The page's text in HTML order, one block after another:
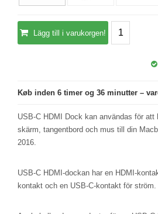
Lägg till i varukorgen!
Køb inden 6 timer og 36 minutter –
USB-C HDMI Dock kan användas för att
skärm, tangentbord och mus till din
2016.
USB-C HDMI-dockan har en HDMI-
kontakt och en USB-C-kontakt för ström.